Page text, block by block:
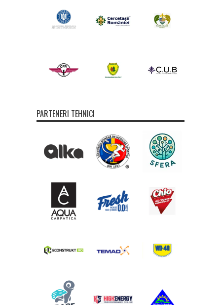
PARTENERI TEHNICI